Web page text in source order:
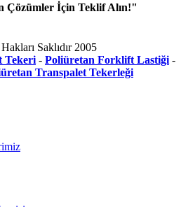
Çözümler İçin Teklif Alın!"
Saklıdır 2005
Tekeri - Poliüretan Forklift Lastiği -
Transpalet Tekerleği